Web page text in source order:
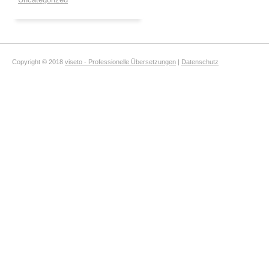
Copyright © 2018 viseto - Professionelle Übersetzungen | Datenschutz